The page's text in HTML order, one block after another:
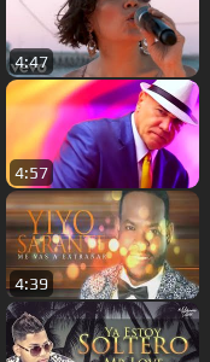
4:47
4:57
4:39